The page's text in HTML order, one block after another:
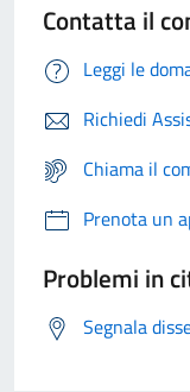
Contatta il
Leggi le
Richiedi
Chiama il
Prenota un
Problemi in
Segnala